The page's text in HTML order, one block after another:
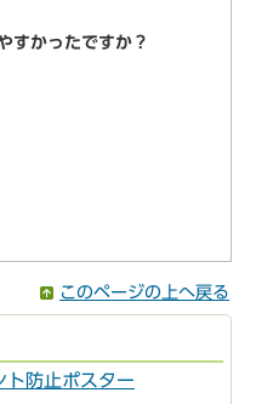
すかったですか？
このページの上へ戻る
ト防止ポスター